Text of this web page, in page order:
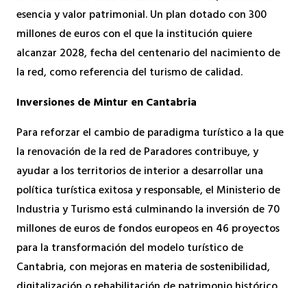
esencia y valor patrimonial. Un plan dotado con 300
millones de euros con el que la institución quiere
alcanzar 2028, fecha del centenario del nacimiento de
la red, como referencia del turismo de calidad.
Inversiones de Mintur en Cantabria
Para reforzar el cambio de paradigma turístico a la que
la renovación de la red de Paradores contribuye, y
ayudar a los territorios de interior a desarrollar una
política turística exitosa y responsable, el Ministerio de
Industria y Turismo está culminando la inversión de 70
millones de euros de fondos europeos en 46 proyectos
para la transformación del modelo turístico de
Cantabria, con mejoras en materia de sostenibilidad,